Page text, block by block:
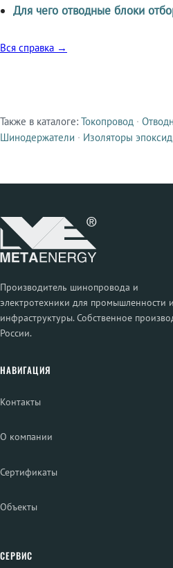
Для чего отводные блоки
Вся справка →
Смежные продукты
Также в каталоге: Токопровод ·
Шинодержатели · Изоляторы
Производитель шинопровода и
электротехники для промышленности и
инфраструктуры. Собственное
России.
НАВИГАЦИЯ
Контакты
О компании
Сертификаты
Объекты
СЕРВИС